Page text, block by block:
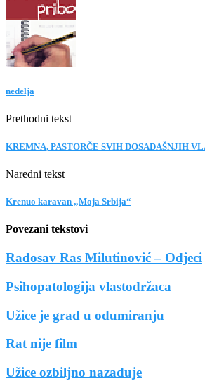
nedelja
Prethodni tekst
KREMNA, PASTORČE SVIH DOSADAŠNJIH
Naredni tekst
Krenuo karavan „Moja Srbija“
Povezani tekstovi
Radosav Ras Milutinović – Odjeci
Psihopatologija vlastodržaca
Užice je grad u odumiranju
Rat nije film
Užice ozbiljno nazaduje